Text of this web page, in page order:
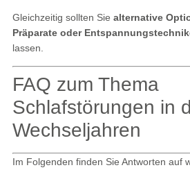
Gleichzeitig sollten Sie alternative
Präparate oder
lassen​.
FAQ zum Thema
Schlafstörungen in
Wechseljahren
Im Folgenden finden Sie Antworten auf